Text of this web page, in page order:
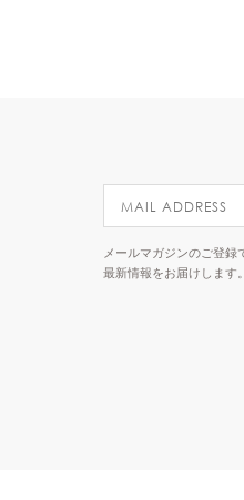
メールマガジンのご登
最新情報をお届けします。